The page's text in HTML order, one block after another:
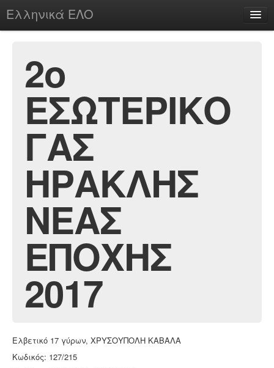
Ελληνικά ΕΛΟ
chesstu.be @ discord
Login
2ο
ΕΣΩΤΕΡΙΚΟ
ΓΑΣ
ΗΡΑΚΛΗΣ
ΝΕΑΣ
ΕΠΟΧΗΣ
2017
Ελβετικό 17 γύρων, ΧΡΥΣΟΥΠΟΛΗ ΚΑΒΑΛΑ
Κωδικός: 127/215